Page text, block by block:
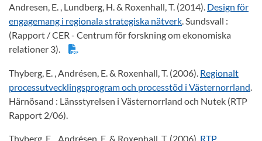
Andresen, E. , Lundberg, H. & Roxenhall, T. (2014). Design för
engagemang i regionala strategiska nätverk. Sundsvall :
(Rapport / CER - Centrum för forskning om ekonomiska
relationer 3).
Thyberg, E. , Andrésen, E. & Roxenhall, T. (2006). Regionalt
processutvecklingsprogram och processtöd i Västernorrland.
Härnösand : Länsstyrelsen i Västernorrland och Nutek (RTP
Rapport 2/06).
Thyberg, E. , Andrésen, E. & Roxenhall, T. (2006). RTP